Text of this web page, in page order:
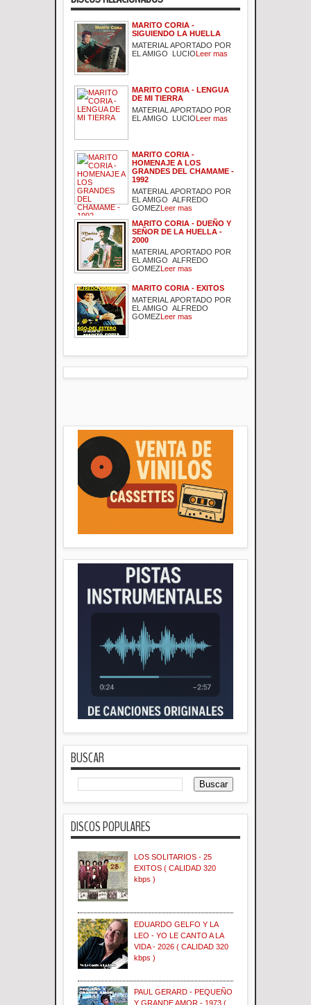
MARITO CORIA -
SIGUIENDO LA HUELLA
MATERIAL APORTADO POR
EL AMIGO LUCIO Leer mas
MARITO CORIA - LENGUA
DE MI TIERRA
MATERIAL APORTADO POR
EL AMIGO LUCIO Leer mas
MARITO CORIA -
HOMENAJE A LOS
GRANDES DEL CHAMAME -
1992
MATERIAL APORTADO POR
EL AMIGO ALFREDO
GOMEZ Leer mas
MARITO CORIA - DUEÑO Y
SEÑOR DE LA HUELLA -
2000
MATERIAL APORTADO POR
EL AMIGO ALFREDO
GOMEZ Leer mas
MARITO CORIA - EXITOS
MATERIAL APORTADO POR
EL AMIGO ALFREDO
GOMEZ Leer mas
BUSCAR
DISCOS POPULARES
LOS SOLITARIOS - 25
EXITOS ( CALIDAD 320
kbps )
EDUARDO GELFO Y LA
LEO - YO LE CANTO A LA
VIDA - 2026 ( CALIDAD 320
kbps )
PAUL GERARD - PEQUEÑO
Y GRANDE AMOR - 1973 (